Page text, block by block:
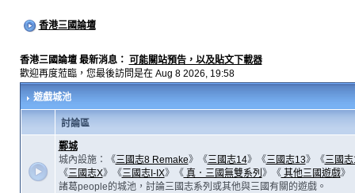
香港三國論壇
香港三國論壇 最新消息： 可能關站預告，以及貼文下載器
歡迎再度蒞臨，您最後訪問是在 Aug 8 2026, 19:58
遊戲城池
討論區
鄴城
城內設施：《三國志8 Remake》《三國志14》《三國志13》《三國
《三國志X》《三國志I-IX》《真．三國無雙系列 》《其他三國遊戲》
諸葛people的城池，討論三國志系列或其他與三國有關的遊戲。